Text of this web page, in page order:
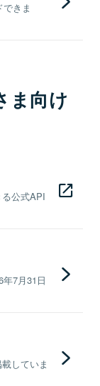
きま
ま向け
公式API
7月31日
していま